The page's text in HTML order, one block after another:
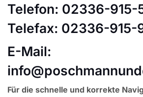
Telefon: 02336-915-
Telefax: 02336-915-
E-Mail:
Für die schnelle und korrekte